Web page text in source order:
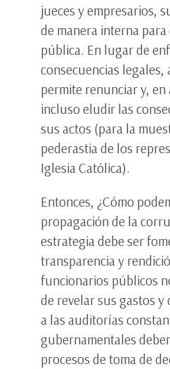
jueces y empresarios,
de manera interna
pública. En lugar de
consecuencias legales,
permite renunciar y, en
incluso eludir las
sus actos (para la
pederastia de los
Iglesia Católica).
Entonces, ¿Cómo
propagación de la
estrategia debe ser
transparencia y
funcionarios públicos
de revelar sus gastos y
a las auditorías
gubernamentales
procesos de toma de